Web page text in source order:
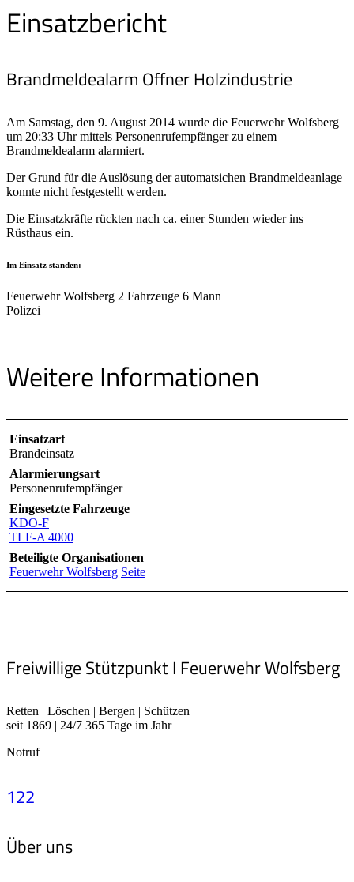
Einsatzbericht
Brandmeldealarm Offner Holzindustrie
Am Samstag, den 9. August 2014 wurde die Feuerwehr Wolfsberg
um 20:33 Uhr mittels Personenrufempfänger zu einem
Brandmeldealarm alarmiert.
Der Grund für die Auslösung der automatsichen Brandmeldeanlage
konnte nicht festgestellt werden.
Die Einsatzkräfte rückten nach ca. einer Stunden wieder ins
Rüsthaus ein.
Im Einsatz standen:
Feuerwehr Wolfsberg 2 Fahrzeuge 6 Mann
Polizei
Weitere Informationen
Einsatzart
Brandeinsatz
Alarmierungsart
Personenrufempfänger
Eingesetzte Fahrzeuge
KDO-F
TLF-A 4000
Beteiligte Organisationen
Feuerwehr Wolfsberg Seite
Freiwillige Stützpunkt I Feuerwehr Wolfsberg
Retten | Löschen | Bergen | Schützen
seit 1869 | 24/7 365 Tage im Jahr
Notruf
122
Über uns